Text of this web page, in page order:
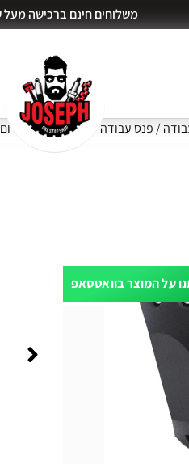
משלוחים חינם ברכישה מעל 499₪
/ פנס עבודה + מהבהב כחול אדום
על המוצר בוואטסאפ